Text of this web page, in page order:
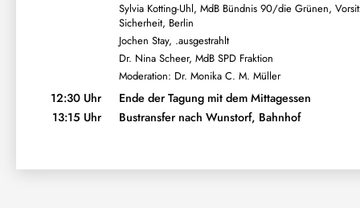
Sylvia Kotting-Uhl, MdB Bündnis 90/die Grünen,
Sicherheit, Berlin
Jochen Stay, .ausgestrahlt
Dr. Nina Scheer, MdB SPD Fraktion
Moderation: Dr. Monika C. M. Müller
12:30 Uhr
Ende der Tagung mit dem Mittagessen
13:15 Uhr
Bustransfer nach Wunstorf, Bahnhof